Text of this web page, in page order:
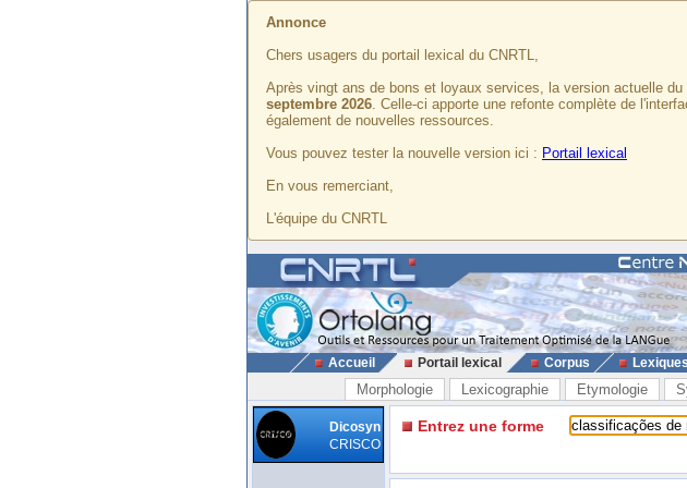
Annonce
Chers usagers du portail lexical du CNRTL,
Après vingt ans de bons et loyaux services, la version actuelle
septembre 2026. Celle-ci apporte une refonte complète de
également de nouvelles ressources.
Vous pouvez tester la nouvelle version ici : Portail lexical
En vous remerciant,
L'équipe du CNRTL
Accueil Portail lexical Corpus Lexiques
Morphologie Lexicographie Etymologie
Dicosyn
CRISCO
Entrez une forme